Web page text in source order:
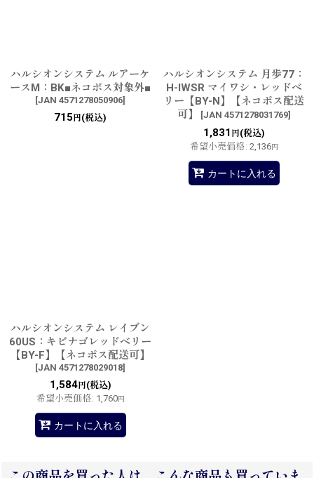
ハルシオンシステム ルアーケ
ースM：BK■ネコポス対象外■
[JAN 4571278050906]
715 円(税込)
ハルシオンシステム 月歩77：
H-IWSR マイワシ・レッドベ
リー【BY-N】【ネコポス配送
可】
[JAN 4571278031769]
1,831 円(税込)
希望小売価格: 2,136円
カートに入れる
ハルシオンシステム レイブン
60US：キビナゴレッドベリー
【BY-F】【ネコポス配送可】
[JAN 4571278029018]
1,584円(税込)
希望小売価格: 1,760円
カートに入れる